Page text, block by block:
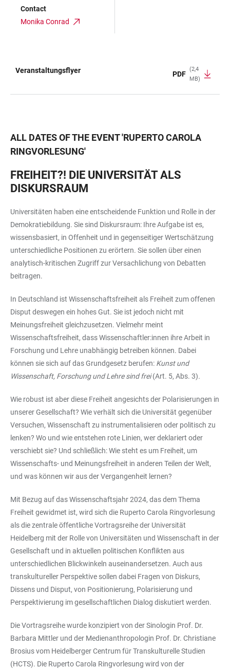
Contact
Monika Conrad
Veranstaltungsflyer PDF
(2,4
MB)
ALL DATES OF THE EVENT'RUPERTO CAROLA
RINGVORLESUNG'
FREIHEIT?! DIE UNIVERSITÄT ALS
DISKURSRAUM
Universitäten haben eine entscheidende Funktion und Rolle in der
Demokratiebildung. Sie sind Diskursraum: Ihre Aufgabe ist es,
wissensbasiert, in Offenheit und in gegenseitiger Wertschätzung
unterschiedliche Positionen zu erörtern. Sie sollen über einen
analytisch-kritischen Zugriff zur Versachlichung von Debatten
beitragen.
In Deutschland ist Wissenschaftsfreiheit als Freiheit zum offenen
Disput deswegen ein hohes Gut. Sie ist jedoch nicht mit
Meinungsfreiheit gleichzusetzen. Vielmehr meint
Wissenschaftsfreiheit, dass Wissenschaftler:innen ihre Arbeit in
Forschung und Lehre unabhängig betreiben können. Dabei
können sie sich auf das Grundgesetz berufen: Kunst und
Wissenschaft, Forschung und Lehre sind frei(Art. 5, Abs. 3).
Wie robust ist aber diese Freiheit angesichts der Polarisierungen in
unserer Gesellschaft? Wie verhält sich die Universität gegenüber
Versuchen, Wissenschaft zu instrumentalisieren oder politisch zu
lenken? Wo und wie entstehen rote Linien, wer deklariert oder
verschiebt sie? Und schließlich: Wie steht es um Freiheit, um
Wissenschafts- und Meinungsfreiheit in anderen Teilen der Welt,
und was können wir aus der Vergangenheit lernen?
Mit Bezug auf das Wissenschaftsjahr 2024, das dem Thema
Freiheit gewidmet ist, wird sich die Ruperto Carola Ringvorlesung
als die zentrale öffentliche Vortragsreihe der Universität
Heidelberg mit der Rolle von Universitäten und Wissenschaft in der
Gesellschaft und in aktuellen politischen Konflikten aus
unterschiedlichen Blickwinkeln auseinandersetzen. Auch aus
transkultureller Perspektive sollen dabei Fragen von Diskurs,
Dissens und Disput, von Positionierung, Polarisierung und
Perspektivierung im gesellschaftlichen Dialog diskutiert werden.
Die Vortragsreihe wurde konzipiert von der Sinologin Prof. Dr.
Barbara Mittler und der Medienanthropologin Prof. Dr. Christiane
Brosius vom Heidelberger Centrum für Transkulturelle Studien
(HCTS). Die Ruperto Carola Ringvorlesung wird von der